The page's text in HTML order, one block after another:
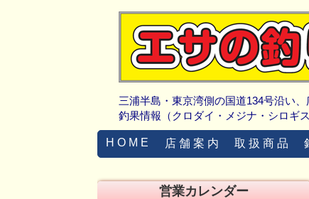
三浦半島・東京湾側の国道134号沿い
釣果情報（クロダイ・メジナ・シロギ
H O M E 店 舗 案 内 取 扱 商 品
営業カレンダー